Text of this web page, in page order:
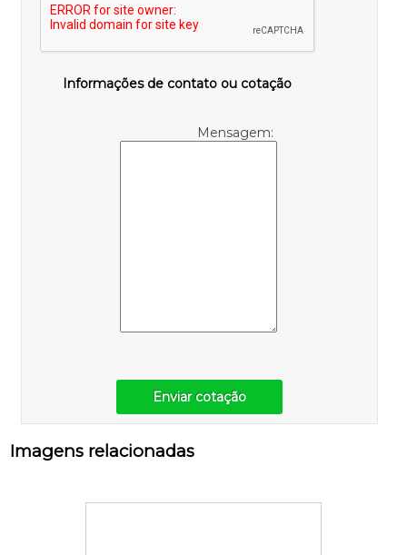
Informações de contato ou cotação
Mensagem:
Enviar cotação
Imagens relacionadas